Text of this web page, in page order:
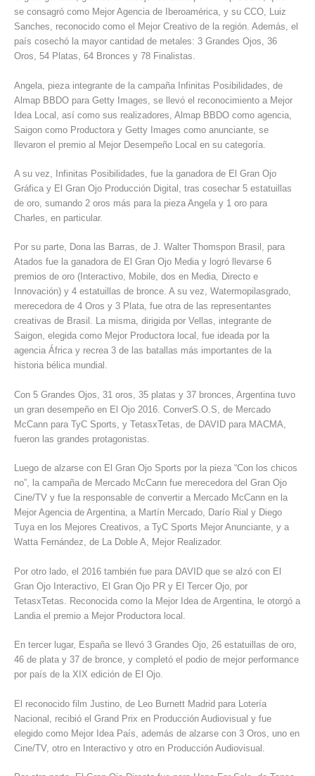
se consagró como Mejor Agencia de Iberoamérica, y su CCO, Luiz
Sanches, reconocido como el Mejor Creativo de la región. Además, el
país cosechó la mayor cantidad de metales: 3 Grandes Ojos, 36
Oros, 54 Platas, 64 Bronces y 78 Finalistas.
Angela, pieza integrante de la campaña Infinitas Posibilidades, de
Almap BBDO para Getty Images, se llevó el reconocimiento a Mejor
Idea Local, así como sus realizadores, Almap BBDO como agencia,
Saigon como Productora y Getty Images como anunciante, se
llevaron el premio al Mejor Desempeño Local en su categoría.
A su vez, Infinitas Posibilidades, fue la ganadora de El Gran Ojo
Gráfica y El Gran Ojo Producción Digital, tras cosechar 5 estatuillas
de oro, sumando 2 oros más para la pieza Angela y 1 oro para
Charles, en particular.
Por su parte, Dona las Barras, de J. Walter Thomspon Brasil, para
Atados fue la ganadora de El Gran Ojo Media y logró llevarse 6
premios de oro (Interactivo, Mobile, dos en Media, Directo e
Innovación) y 4 estatuillas de bronce. A su vez, Watermopilasgrado,
merecedora de 4 Oros y 3 Plata, fue otra de las representantes
creativas de Brasil. La misma, dirigida por Vellas, integrante de
Saigon, elegida como Mejor Productora local, fue ideada por la
agencia África y recrea 3 de las batallas más importantes de la
historia bélica mundial.
Con 5 Grandes Ojos, 31 oros, 35 platas y 37 bronces, Argentina tuvo
un gran desempeño en El Ojo 2016. ConverS.O.S, de Mercado
McCann para TyC Sports, y TetasxTetas, de DAVID para MACMA,
fueron las grandes protagonistas.
Luego de alzarse con El Gran Ojo Sports por la pieza “Con los chicos
no”, la campaña de Mercado McCann fue merecedora del Gran Ojo
Cine/TV y fue la responsable de convertir a Mercado McCann en la
Mejor Agencia de Argentina, a Martín Mercado, Darío Rial y Diego
Tuya en los Mejores Creativos, a TyC Sports Mejor Anunciante, y a
Watta Fernández, de La Doble A, Mejor Realizador.
Por otro lado, el 2016 también fue para DAVID que se alzó con El
Gran Ojo Interactivo, El Gran Ojo PR y El Tercer Ojo, por
TetasxTetas. Reconocida como la Mejor Idea de Argentina, le otorgó a
Landia el premio a Mejor Productora local.
En tercer lugar, España se llevó 3 Grandes Ojo, 26 estatuillas de oro,
46 de plata y 37 de bronce, y completó el podio de mejor performance
por país de la XIX edición de El Ojo.
El reconocido film Justino, de Leo Burnett Madrid para Lotería
Nacional, recibió el Grand Prix en Producción Audiovisual y fue
elegido como Mejor Idea País, además de alzarse con 3 Oros, uno en
Cine/TV, otro en Interactivo y otro en Producción Audiovisual.